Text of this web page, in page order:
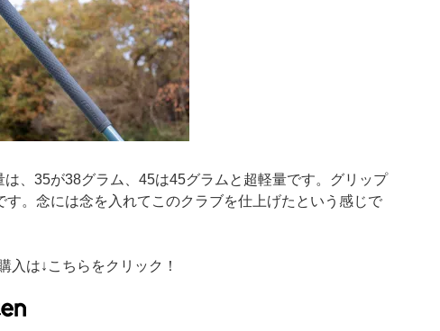
は、35が38グラム、45は45グラムと超軽量です。グリップ
す。念には念を入れてこのクラブを仕上げたという感じで
入は↓こちらをクリック！